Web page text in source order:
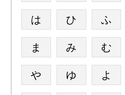
は
ひ ふ
ま
み む
や
ゆ よ